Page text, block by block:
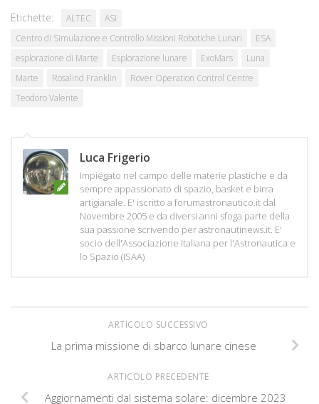
Etichette: ALTEC
ASI
Centro di Simulazione e Controllo Missioni Robotiche Lunari
ESA
esplorazione di Marte
Esplorazione lunare ExoMars
Luna
Marte
Rosalind Franklin
Rover Operation Control Centre
Teodoro Valente
Luca Frigerio
Impiegato nel campo delle materie plastiche e da
sempre appassionato di spazio, basket e birra
artigianale. E' iscritto a forumastronautico.it dal
Novembre 2005 e da diversi anni sfoga parte della
sua passione scrivendo per astronautinews.it. E'
socio dell'Associazione Italiana per l'Astronautica e
lo Spazio (ISAA)
ARTICOLO SUCCESSIVO
La prima missione di sbarco lunare cinese
ARTICOLO PRECEDENTE
Aggiornamenti dal sistema solare: dicembre 2023